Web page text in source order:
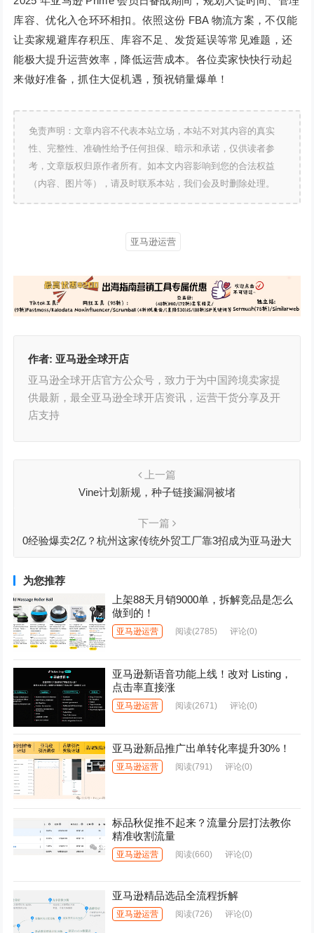
库容、优化入仓环环相扣。依照这份 FBA 物流方案，不仅能
让卖家规避库存积压、库容不足、发货延误等常见难题，还
能极大提升运营效率，降低运营成本。各位卖家快快行动起
来做好准备，抓住大促机遇，预祝销量爆单！
免责声明：文章内容不代表本站立场，本站不对其内容的真实
性、完整性、准确性给予任何担保、暗示和承诺，仅供读者参
考，文章版权归原作者所有。如本文内容影响到您的合法权益
（内容、图片等），请及时联系本站，我们会及时删除处理。
亚马逊运营
作者: 亚马逊全球开店
亚马逊全球开店官方公众号，致力于为中国跨境卖家提
供最新，最全亚马逊全球开店资讯，运营干货分享及开
店支持
上一篇
Vine计划新规，种子链接漏洞被堵
下一篇
0经验爆卖2亿？杭州这家传统外贸工厂靠3招成为亚马逊大
为您推荐
上架88天月销9000单，拆解竞品是怎么
做到的！
亚马逊运营 阅读(2785) 评论(0)
亚马逊新语音功能上线！改对 Listing，
点击率直接涨
亚马逊运营 阅读(2671) 评论(0)
亚马逊新品推广出单转化率提升30%！
亚马逊运营 阅读(791) 评论(0)
标品秋促推不起来？流量分层打法教你
精准收割流量
亚马逊运营 阅读(660) 评论(0)
亚马逊精品选品全流程拆解
亚马逊运营 阅读(726) 评论(0)